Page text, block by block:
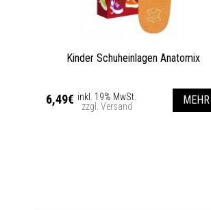
Kinder Schuheinlagen Anatomix
6,49€ inkl. 19% MwSt.
zzgl. Versand
MEHR